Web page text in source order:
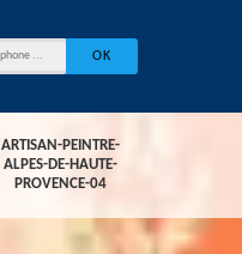
ARTISAN-PEINTRE-
ALPES-DE-HAUTE-
PROVENCE-04